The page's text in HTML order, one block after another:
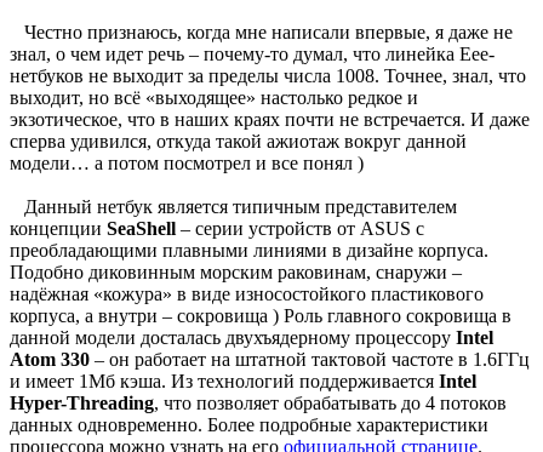
Честно признаюсь, когда мне написали впервые, я даже не
знал, о чем идет речь – почему-то думал, что линейка Eee-
нетбуков не выходит за пределы числа 1008. Точнее, знал, что
выходит, но всё «выходящее» настолько редкое и
экзотическое, что в наших краях почти не встречается. И даже
сперва удивился, откуда такой ажиотаж вокруг данной
модели… а потом посмотрел и все понял )
Данный нетбук является типичным представителем
концепции SeaShell – серии устройств от ASUS с
преобладающими плавными линиями в дизайне корпуса.
Подобно диковинным морским раковинам, снаружи –
надёжная «кожура» в виде износостойкого пластикового
корпуса, а внутри – сокровища ) Роль главного сокровища в
данной модели досталась двухъядерному процессору Intel
Atom 330 – он работает на штатной тактовой частоте в 1.6ГГц
и имеет 1Мб кэша. Из технологий поддерживается Intel
Hyper-Threading, что позволяет обрабатывать до 4 потоков
данных одновременно. Более подробные характеристики
процессора можно узнать на его официальной странице.